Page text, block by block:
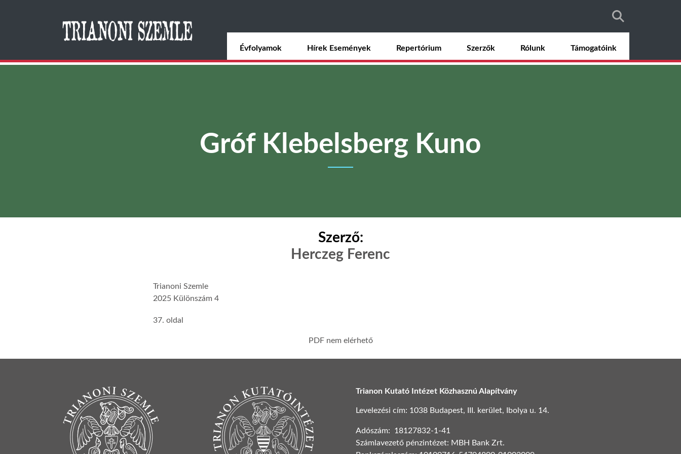
tartalomra
Évfolyamok Hírek Események Repertórium Szerzők Rólunk Támogatóink
Gróf Klebelsberg Kuno
Szerző:
Herczeg Ferenc
Trianoni Szemle
2025 Különszám 4
37. oldal
PDF nem elérhető
Trianon Kutató Intézet Közhasznú Alapítvány
Levelezési cím: 1038 Budapest, III. kerület, Ibolya u. 14.
Adószám: 18127832-1-41
Számlavezető pénzintézet: MBH Bank Zrt.